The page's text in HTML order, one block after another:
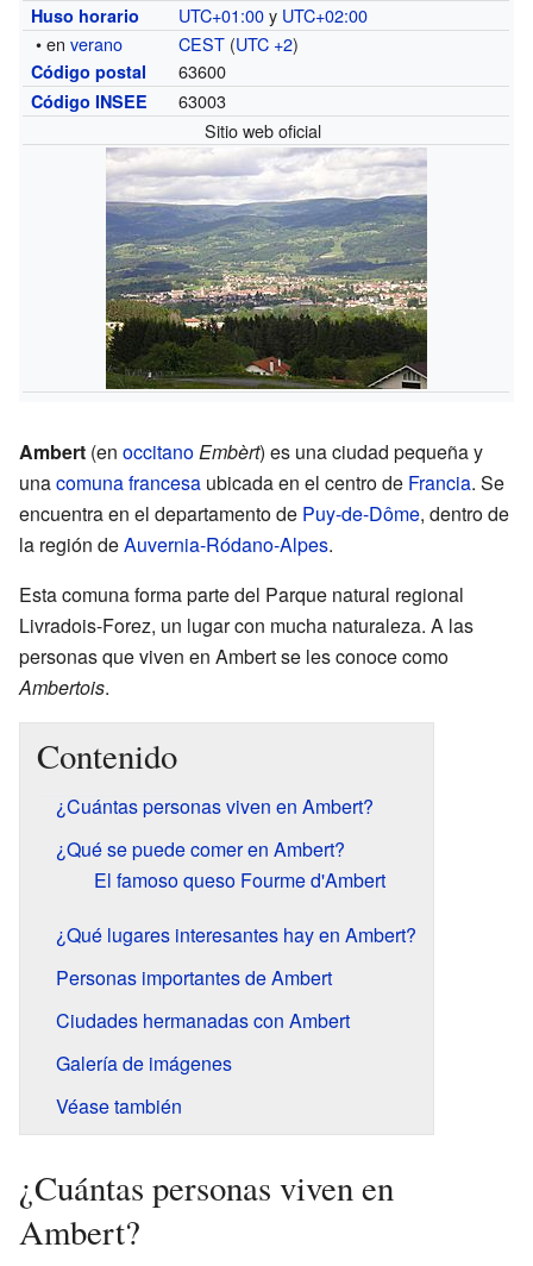
Huso horario UTC+01:00y UTC+02:00
• enverano CEST (UTC +2)
Código postal 63600
Código INSEE
63003
Sitio web oficial
Ambert (en occitanoEmbèrt) es una ciudad pequeña y
unacomuna francesa ubicada en el centro de Francia. Se
encuentra en el departamento de Puy-de-Dôme, dentro de
la región deAuvernia-Ródano-Alpes.
Esta comuna forma parte del Parque natural regional
Livradois-Forez, un lugar con mucha naturaleza. A las
personas que viven en Ambert se les conoce como
Ambertois.
Contenido
¿Cuántas personas viven en Ambert?
¿Qué se puede comer en Ambert?
El famoso queso Fourme d'Ambert
¿Qué lugares interesantes hay en Ambert?
Personas importantes de Ambert
Ciudades hermanadas con Ambert
Galería de imágenes
Véase también
¿Cuántas personas viven en
Ambert?